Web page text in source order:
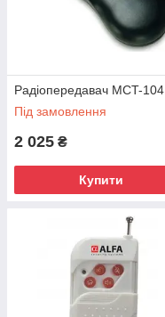
Радіопередавач MCT-104
Під замовлення
2 025 ₴
Купити